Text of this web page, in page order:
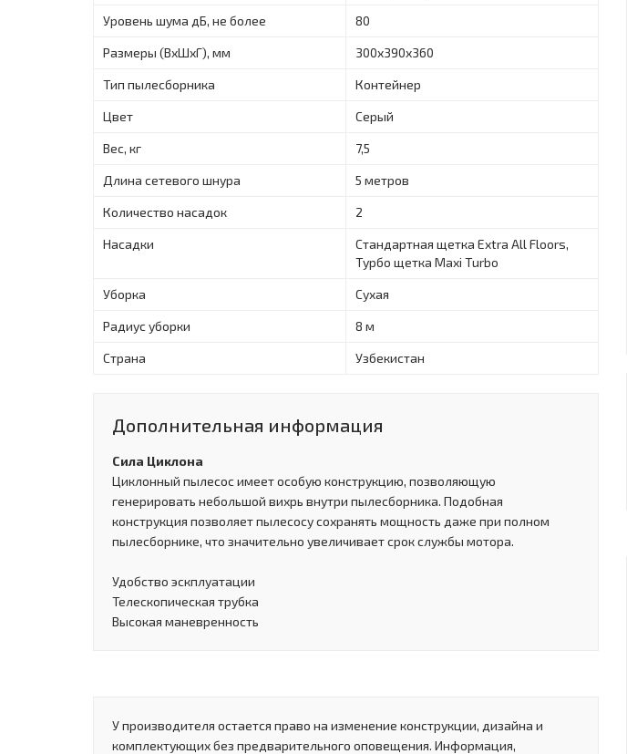
Уровень шума дБ, не более 80
Размеры (ВхШхГ), мм 300х390х360
Тип пылесборника Контейнер
Цвет Серый
Вес, кг 7,5
Длина сетевого шнура 5 метров
Количество насадок 2
Насадки
Стандартная щетка Extra All Floors,
Турбо щеткa Maxi Turbo
Уборка Сухая
Радиус уборки 8 м
Страна Узбекистан
Дополнительная информация
Сила Циклона
Циклонный пылесос имеет особую конструкцию, позволяющую
генерировать небольшой вихрь внутри пылесборника. Подобная
конструкция позволяет пылесосу сохранять мощность даже при полном
пылесборнике, что значительно увеличивает срок службы мотора.
Удобство эскплуатации
Телескопическая трубка
Высокая маневренность
У производителя остается право на изменение конструкции, дизайна и
комплектующих без предварительного оповещения. Информация,